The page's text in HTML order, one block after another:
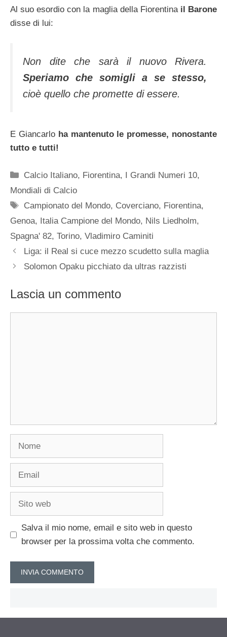
Al suo esordio con la maglia della Fiorentinail Barone
disse di lui:
Non dite che sarà il nuovo Rivera.
Speriamo che somigli a se stesso,
cioè quello che promette di essere.
E Giancarlo ha mantenuto le promesse, nonostante
tutto e tutti!
Categorie
Calcio Italiano, Fiorentina, I Grandi Numeri 10,
Mondiali di Calcio
Tag
Campionato del Mondo, Coverciano, Fiorentina,
Genoa, Italia Campione del Mondo, Nils Liedholm,
Spagna' 82, Torino, Vladimiro Caminiti
Liga: il Real si cuce mezzo scudetto sulla maglia
Solomon Opaku picchiato da ultras razzisti
Lascia un commento
Nome
Email
Sito
Salva il mio nome, email e sito web in questo
browser per la prossima volta che commento.